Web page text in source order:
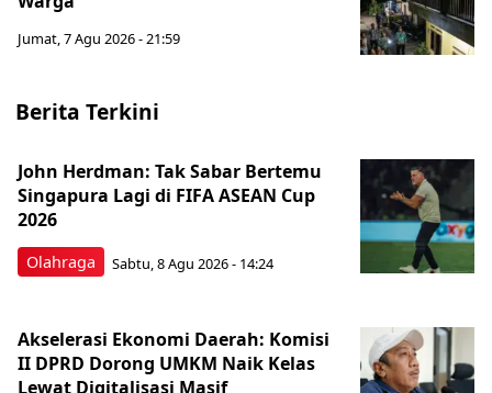
Jumat, 7 Agu 2026 - 21:59
Berita Terkini
Olahraga
John Herdman: Tak Sabar Bertemu
Singapura Lagi di FIFA ASEAN Cup
2026
Sabtu, 8 Agu 2026 - 14:24
Akselerasi Ekonomi Daerah: Komisi
II DPRD Dorong UMKM Naik Kelas
Lewat Digitalisasi Masif